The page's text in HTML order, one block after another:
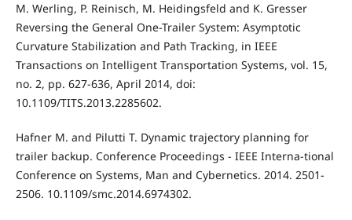
M. Werling, P. Reinisch, M. Heidingsfeld and K. Gresser
Reversing the General One-Trailer System: Asymptotic
Curvature Stabilization and Path Tracking, in IEEE
Transactions on Intelligent Transportation Systems, vol. 15,
no. 2, pp. 627-636, April 2014, doi:
10.1109/TITS.2013.2285602.
Hafner M. and Pilutti T. Dynamic trajectory planning for
trailer backup. Conference Proceedings - IEEE Interna-tional
Conference on Systems, Man and Cybernetics. 2014. 2501-
2506. 10.1109/smc.2014.6974302.